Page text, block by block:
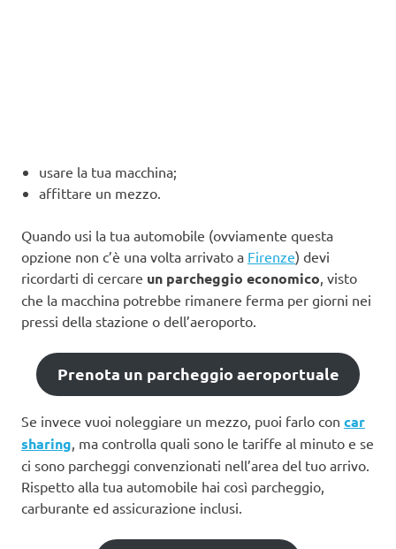
usare la tua macchina;
affittare un mezzo.
Quando usi la tua automobile (ovviamente questa
opzione non c’è una volta arrivato a Firenze) devi
ricordarti di cercare un parcheggio economico , visto
che la macchina potrebbe rimanere ferma per giorni nei
pressi della stazione o dell’aeroporto.
Prenota un parcheggio aeroportuale
Se invece vuoi noleggiare un mezzo, puoi farlo con car
sharing, ma controlla quali sono le tariffe al minuto e se
ci sono parcheggi convenzionati nell’area del tuo arrivo.
Rispetto alla tua automobile hai così parcheggio,
carburante ed assicurazione inclusi.